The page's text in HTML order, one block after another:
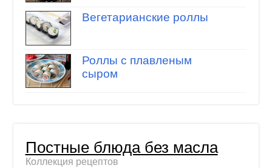
Вегетарианские роллы
Роллы с плавленым
сыром
Постные блюда без масла
Коллекция рецептов